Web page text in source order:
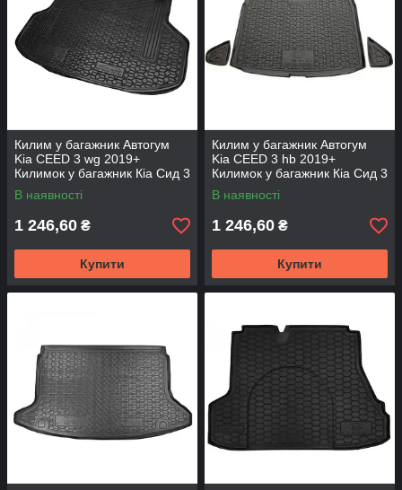
Килим у багажник Автогум
Kia CEED 3 wg 2019+
Килимок у багажник Кіа Сид 3
універсал Авто килимок
верхня полиця
В наявності
1 246,60 ₴
Купити
Килим у багажник Автогум
Kia CEED 3 hb 2019+
Килимок у багажник Кіа Сид 3
хетчбек Авто килимок верхня
полиця
В наявності
1 246,60 ₴
Купити